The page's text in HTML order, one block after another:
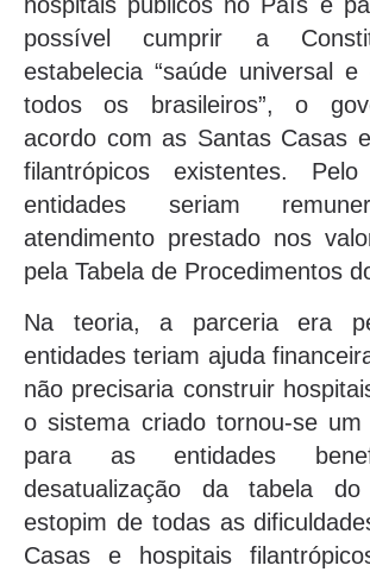
possível cumprir a
estabelecia “saúde universal
todos os brasileiros”, o
acordo com as Santas Casas
filantrópicos existentes.
entidades seriam
atendimento prestado nos
pela Tabela de Procedimentos
Na teoria, a parceria era
entidades teriam ajuda
não precisaria construir
o sistema criado tornou-se
para as entidades
desatualização da tabela
estopim de todas as
Casas e hospitais